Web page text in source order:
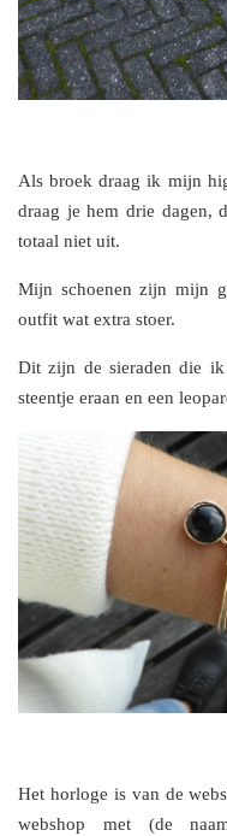
Als broek draag ik mijn
draag je hem drie dagen,
totaal niet uit.
Mijn schoenen zijn mijn
outfit wat extra stoer.
Dit zijn de sieraden die ik
steentje eraan en een
Het horloge is van de
webshop met (de